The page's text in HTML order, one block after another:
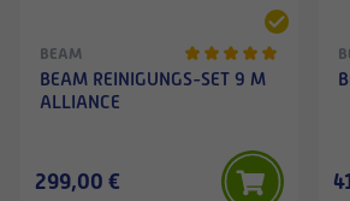
BEAM
BEAM REINIGUNGS-SET 9 M
ALLIANCE
299,00 €